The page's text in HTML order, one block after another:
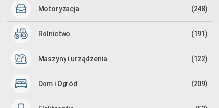
Motoryzacja (248)
Rolnictwo (191)
Maszyny i urządzenia (122)
Dom i Ogród (209)